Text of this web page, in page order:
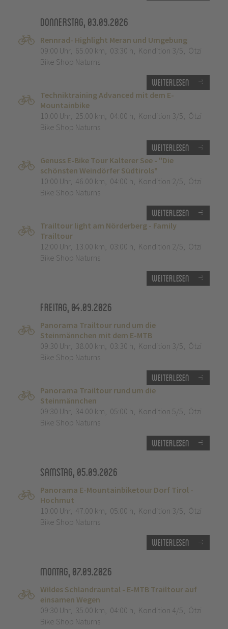
Donnerstag, 03.09.2026
Rennrad- Highlight Meran und Umgebung
09:00 Uhr, 65.00 km, 03:30 h, Kondition 3/5, Ötzi
Bike Shop Naturns
Weiterlesen
Techniktraining Advanced mit dem E-
Mountainbike
10:00 Uhr, 25.00 km, 04:00 h, Kondition 3/5, Ötzi
Bike Shop Naturns
Weiterlesen
Genuss E-Bike Tour Kalterer See - "Die
schönsten Weindörfer Südtirols"
10:00 Uhr, 46.00 km, 04:00 h, Kondition 2/5, Ötzi
Bike Shop Naturns
Weiterlesen
Trailtour light am Nörderberg - Family
Trailtour
12:00 Uhr, 13.00 km, 03:00 h, Kondition 2/5, Ötzi
Bike Shop Naturns
Weiterlesen
Freitag, 04.09.2026
Panorama Trailtour rund um die
Steinmännchen mit dem E-MTB
09:30 Uhr, 38.00 km, 03:30 h, Kondition 3/5, Ötzi
Bike Shop Naturns
Weiterlesen
Panorama Trailtour rund um die
Steinmännchen
09:30 Uhr, 34.00 km, 05:00 h, Kondition 5/5, Ötzi
Bike Shop Naturns
Weiterlesen
Samstag, 05.09.2026
Panorama E-Mountainbiketour Dorf Tirol -
Hochmut
10:00 Uhr, 47.00 km, 05:00 h, Kondition 3/5, Ötzi
Bike Shop Naturns
Weiterlesen
Montag, 07.09.2026
Wildes Schlandrauntal - E-MTB Trailtour auf
einsamen Wegen
09:30 Uhr, 35.00 km, 04:00 h, Kondition 4/5, Ötzi
Bike Shop Naturns